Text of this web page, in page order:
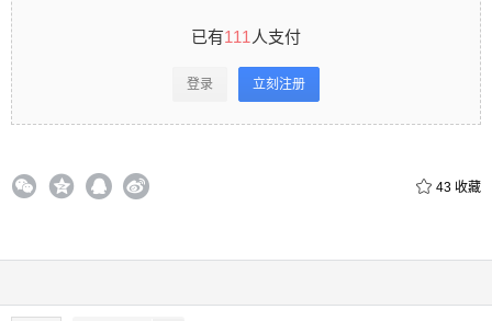
已有111 人支付
登录 立刻注册
43 收藏